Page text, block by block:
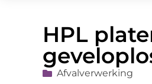
HPL
Afvalverwerking